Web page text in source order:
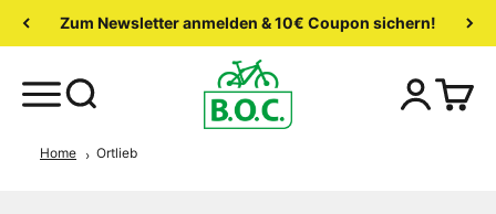
Zum Newsletter anmelden & 10€ Coupon sichern!
Home Ortlieb